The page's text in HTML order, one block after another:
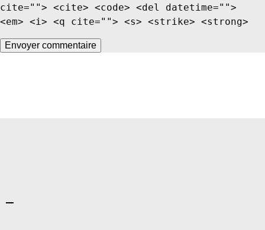
cite=""> <cite> <code> <del datetime="">
<em> <i> <q cite=""> <s> <strike> <strong>